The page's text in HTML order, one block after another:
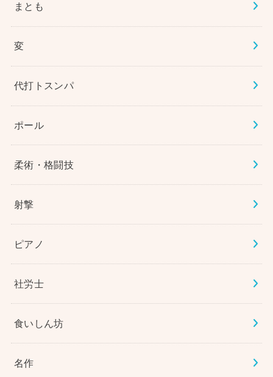
まとも
変
代打トスンパ
ポール
柔術・格闘技
射撃
ピアノ
社労士
食いしん坊
名作